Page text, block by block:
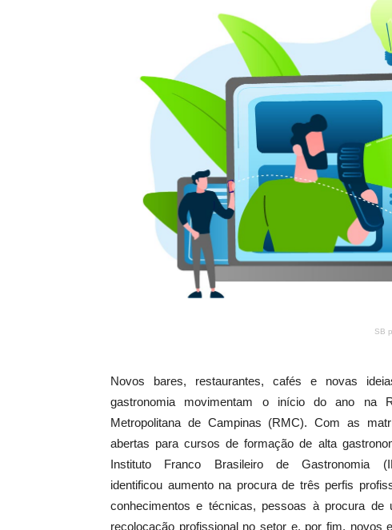
SB
Novos bares, restaurantes, cafés e novas
gastronomia movimentam o início do ano na
Metropolitana de Campinas (RMC). Com as
abertas para cursos de formação de alta
Instituto Franco Brasileiro de Gastronomia
identificou aumento na procura de três perfis
conhecimentos e técnicas, pessoas à procura
recolocação profissional no setor e, por fim, novos